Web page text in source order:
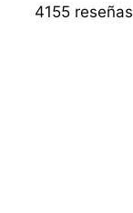
4155 reseñas